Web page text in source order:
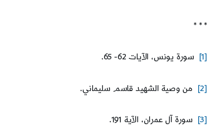
* * *
[1] سورة يونس، الآيات 62- 65.
[2] من وصية الشهيد قاسم سليماني.
[3] سورة آل عمران، الآية 191.